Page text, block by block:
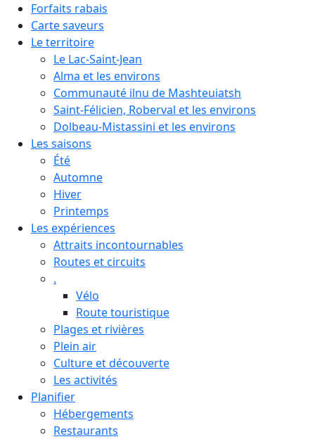
Forfaits rabais
Carte saveurs
Le territoire
Le Lac-Saint-Jean
Alma et les environs
Communauté ilnu de Mashteuiatsh
Saint-Félicien, Roberval et les environs
Dolbeau-Mistassini et les environs
Les saisons
Été
Automne
Hiver
Printemps
Les expériences
Attraits incontournables
Routes et circuits
.
Vélo
Route touristique
Plages et rivières
Plein air
Culture et découverte
Les activités
Planifier
Hébergements
Restaurants